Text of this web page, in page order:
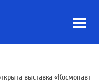
выставка «Космонавт